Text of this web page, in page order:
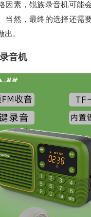
因素，锐族录音机可能
当然，最终的选择还需
出。
音机